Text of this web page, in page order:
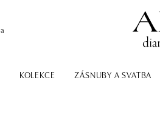
KOLEKCE ZÁSNUBY A SVATBA